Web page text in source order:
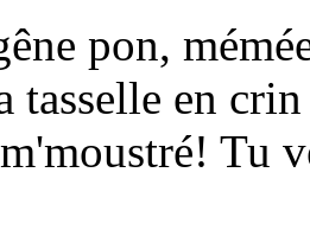
pon,
tasselle en
Tu